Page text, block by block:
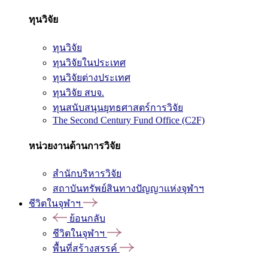
ทุนวิจัย
ทุนวิจัย
ทุนวิจัยในประเทศ
ทุนวิจัยต่างประเทศ
ทุนวิจัย สบจ.
ทุนสนับสนุนยุทธศาสตร์การวิจัย
The Second Century Fund Office (C2F)
หน่วยงานด้านการวิจัย
สำนักบริหารวิจัย
สถาบันทรัพย์สินทางปัญญาแห่งจุฬาฯ
ชีวิตในจุฬาฯ
ย้อนกลับ
ชีวิตในจุฬาฯ
พื้นที่สร้างสรรค์